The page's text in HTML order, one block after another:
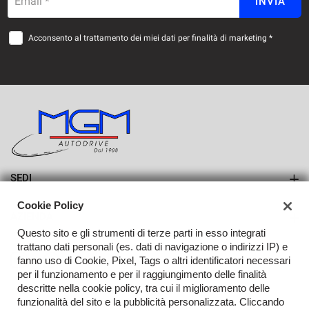
Acconsento al trattamento dei miei dati per finalità di marketing *
SEDI
Sede di Erba
Sede di Lurago d'Erba
Azienda
Contatti
Cookie Policy
Questo sito e gli strumenti di terze parti in esso integrati
trattano dati personali (es. dati di navigazione o indirizzi IP) e
fanno uso di Cookie, Pixel, Tags o altri identificatori necessari
per il funzionamento e per il raggiungimento delle finalità
descritte nella cookie policy, tra cui il miglioramento delle
funzionalità del sito e la pubblicità personalizzata. Cliccando